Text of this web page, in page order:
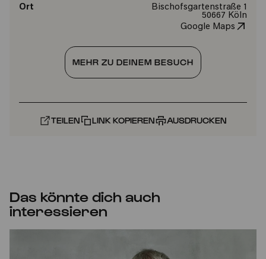
Ort
Bischofsgartenstraße 1
50667 Köln
Google Maps
MEHR ZU DEINEM BESUCH
TEILEN LINK KOPIEREN AUSDRUCKEN
Das könnte dich auch
interessieren